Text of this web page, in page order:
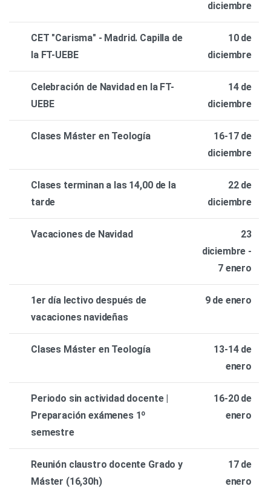
diciembre
CET "Carisma" - Madrid. Capilla de
la FT-UEBE
10 de
diciembre
Celebración de Navidad en la FT-
UEBE
14 de
diciembre
Clases Máster en Teología
16-17 de
diciembre
Clases terminan a las 14,00 de la
tarde
22 de
diciembre
Vacaciones de Navidad
23
diciembre -
7 enero
1er día lectivo después de
vacaciones navideñas
9 de enero
Clases Máster en Teología
13-14 de
enero
Periodo sin actividad docente |
Preparación exámenes 1º
semestre
16-20 de
enero
Reunión claustro docente Grado y
Máster (16,30h)
17 de
enero